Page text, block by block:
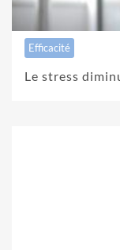
Efficacité
Le stress